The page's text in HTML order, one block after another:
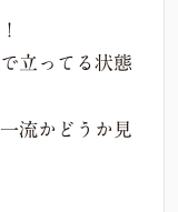
立ってる状態
流かどうか見